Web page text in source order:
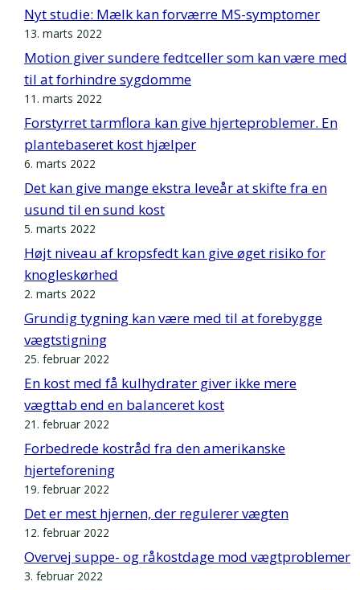
Nyt studie: Mælk kan forværre MS-symptomer
13. marts 2022
Motion giver sundere fedtceller som kan være med
til at forhindre sygdomme
11. marts 2022
Forstyrret tarmflora kan give hjerteproblemer. En
plantebaseret kost hjælper
6. marts 2022
Det kan give mange ekstra leveår at skifte fra en
usund til en sund kost
5. marts 2022
Højt niveau af kropsfedt kan give øget risiko for
knogleskørhed
2. marts 2022
Grundig tygning kan være med til at forebygge
vægtstigning
25. februar 2022
En kost med få kulhydrater giver ikke mere
vægttab end en balanceret kost
21. februar 2022
Forbedrede kostråd fra den amerikanske
hjerteforening
19. februar 2022
Det er mest hjernen, der regulerer vægten
12. februar 2022
Overvej suppe- og råkostdage mod vægtproblemer
3. februar 2022